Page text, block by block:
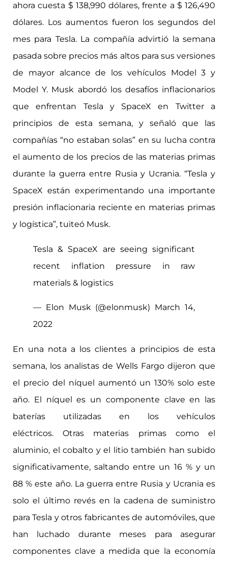
ahora cuesta $ 138,990 dólares, frente a $ 126,490
dólares. Los aumentos fueron los segundos del
mes para Tesla. La compañía advirtió la semana
pasada sobre precios más altos para sus versiones
de mayor alcance de los vehículos Model 3 y
Model Y. Musk abordó los desafíos inflacionarios
que enfrentan Tesla y SpaceX en Twitter a
principios de esta semana, y señaló que las
compañías “no estaban solas” en su lucha contra
el aumento de los precios de las materias primas
durante la guerra entre Rusia y Ucrania. “Tesla y
SpaceX están experimentando una importante
presión inflacionaria reciente en materias primas
y logística”, tuiteó Musk.
Tesla & SpaceX are seeing significant
recent inflation pressure in raw
materials & logistics
— Elon Musk (@elonmusk) March 14,
2022
En una nota a los clientes a principios de esta
semana, los analistas de Wells Fargo dijeron que
el precio del níquel aumentó un 130% solo este
año. El níquel es un componente clave en las
baterías utilizadas en los vehículos
eléctricos. Otras materias primas como el
aluminio, el cobalto y el litio también han subido
significativamente, saltando entre un 16 % y un
88 % este año. La guerra entre Rusia y Ucrania es
solo el último revés en la cadena de suministro
para Tesla y otros fabricantes de automóviles, que
han luchado durante meses para asegurar
componentes clave a medida que la economía